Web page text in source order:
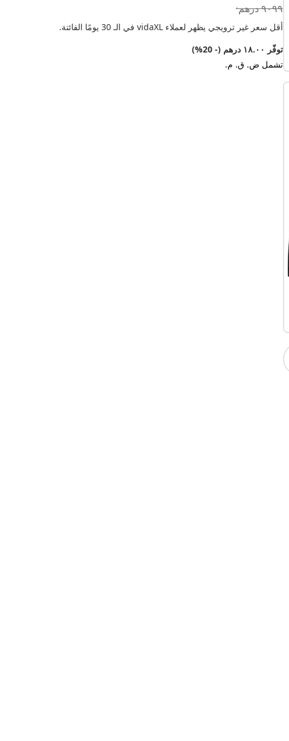
٩٠٩٩ درهم .
أقل سعر غير ترويجي يظهر لعملاء vidaXL في الـ 30 يومًا الفائتة.
توفّر ١٨.٠٠ درهم (- 20%)
تشمل ض. ق. م.